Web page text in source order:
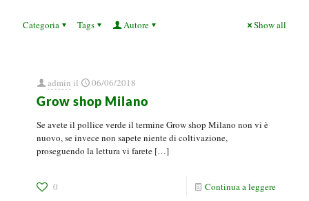
Categoria Tags Autore Show all
admin il 06/06/2018
Grow shop Milano
Se avete il pollice verde il termine Grow shop Milano non vi è
nuovo, se invece non sapete niente di coltivazione,
proseguendo la lettura vi farete […]
0 Continua a leggere